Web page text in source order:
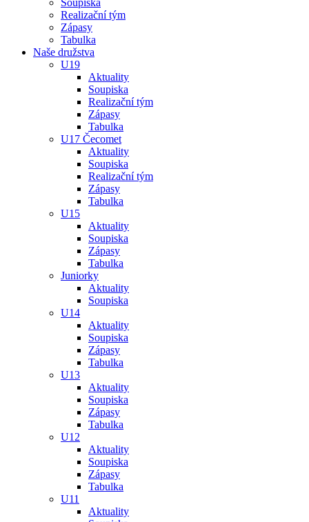
Soupiska
Realizační tým
Zápasy
Tabulka
Naše družstva
U19
Aktuality
Soupiska
Realizační tým
Zápasy
Tabulka
U17 Čecomet
Aktuality
Soupiska
Realizační tým
Zápasy
Tabulka
U15
Aktuality
Soupiska
Zápasy
Tabulka
Juniorky
Aktuality
Soupiska
U14
Aktuality
Soupiska
Zápasy
Tabulka
U13
Aktuality
Soupiska
Zápasy
Tabulka
U12
Aktuality
Soupiska
Zápasy
Tabulka
U11
Aktuality